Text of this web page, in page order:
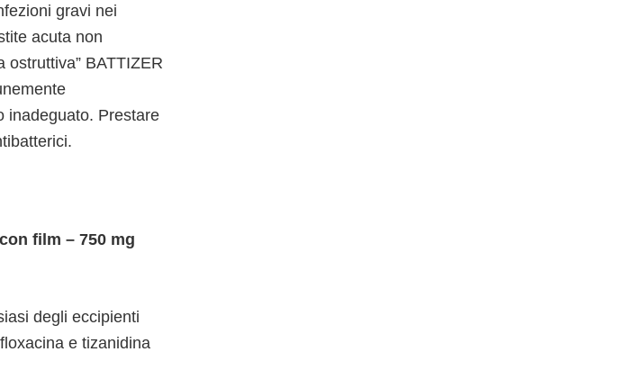
gravi nei
acuta non
ostruttiva” BATTIZER
inadeguato. Prestare
film – 750 mg
degli eccipienti
e tizanidina